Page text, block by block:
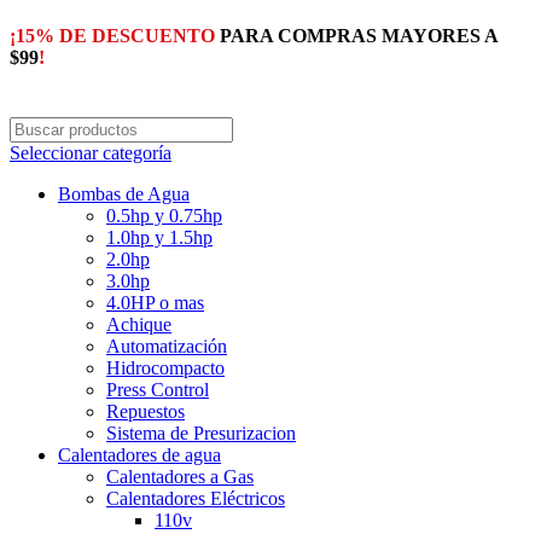
¡15% DE DESCUENTO PARA COMPRAS MAYORES A
$99!
Seleccionar categoría
Bombas de Agua
0.5hp y 0.75hp
1.0hp y 1.5hp
2.0hp
3.0hp
4.0HP o mas
Achique
Automatización
Hidrocompacto
Press Control
Repuestos
Sistema de Presurizacion
Calentadores de agua
Calentadores a Gas
Calentadores Eléctricos
110v